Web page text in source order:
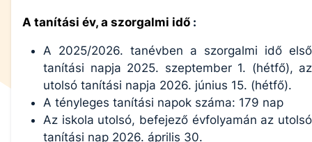
A tanítási év, a szorgalmi idő :
A 2025/2026. tanévben a szorgalmi idő első
tanítási napja 2025. szeptember 1. (hétfő), az
utolsó tanítási napja 2026. június 15. (hétfő).
A tényleges tanítási napok száma: 179 nap
Az iskola utolsó, befejező évfolyamán az utolsó
tanítási nap 2026. április 30.